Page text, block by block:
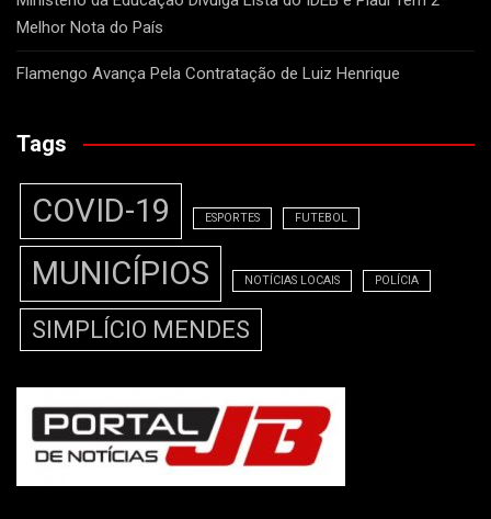
Melhor Nota do País
Flamengo Avança Pela Contratação de Luiz Henrique
Tags
COVID-19 ESPORTES FUTEBOL
MUNICÍPIOS NOTÍCIAS LOCAIS POLÍCIA
SIMPLÍCIO MENDES